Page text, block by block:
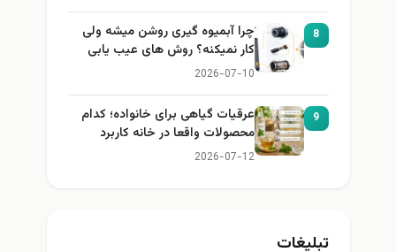
8
چرا آبمیوه گیری روشن میشه ولی
کار نمیکنه؟ روش های عیب یابی
2026-07-10
9
عرقیات گیاهی برای خانواده؛ کدام
محصولات واقعا در خانه کاربرد
دارند؟
2026-07-12
تبلیغات